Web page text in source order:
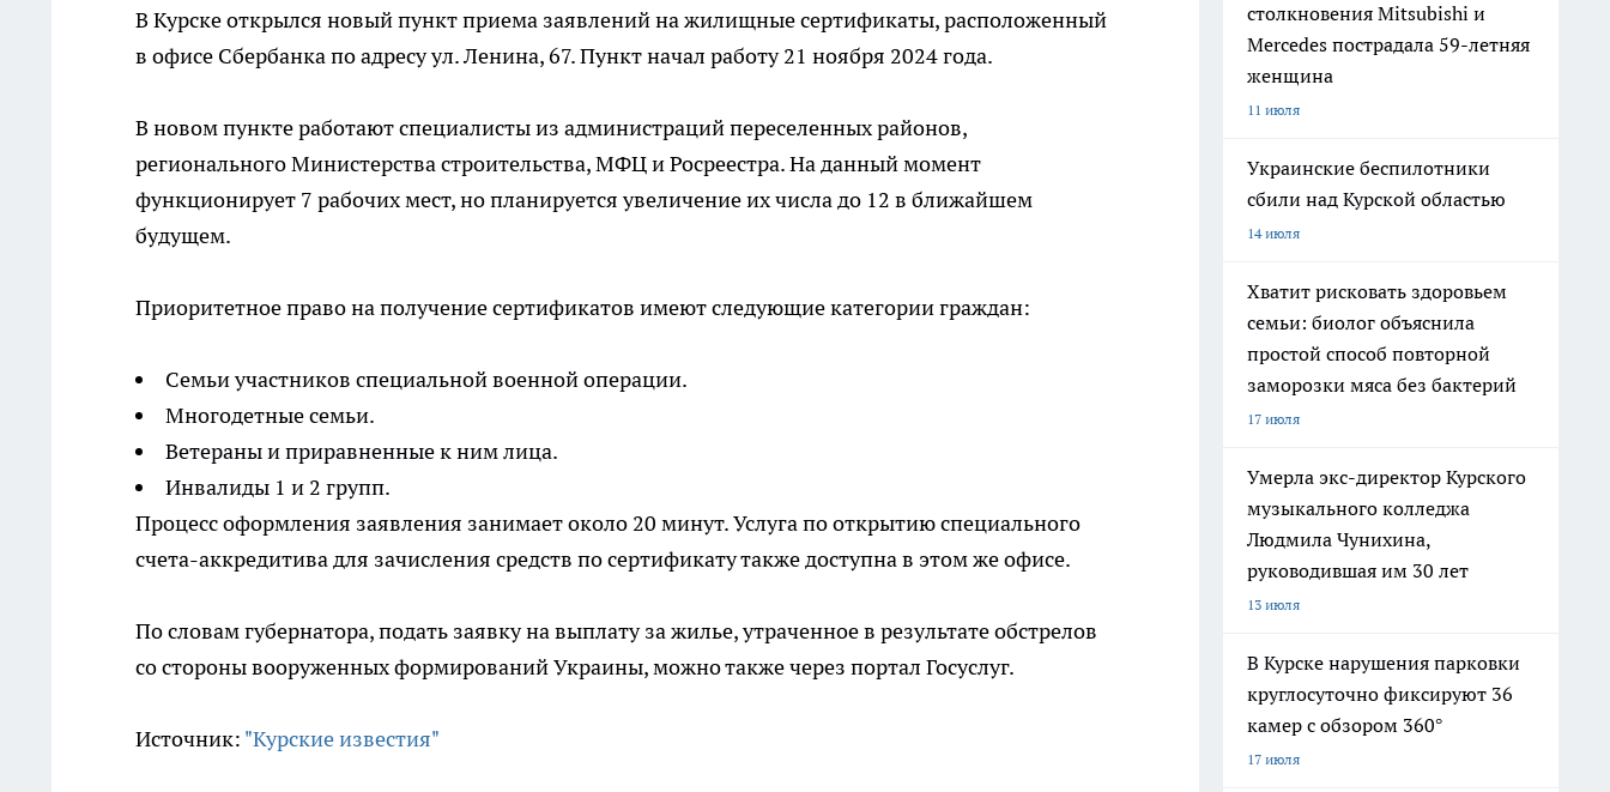
В Курске открылся новый пункт приема заявлений на жилищные сертификаты, расположенный
в офисе Сбербанка по адресу ул. Ленина, 67. Пункт начал работу 21 ноября 2024 года.
В новом пункте работают специалисты из администраций переселенных районов,
регионального Министерства строительства, МФЦ и Росреестра. На данный момент
функционирует 7 рабочих мест, но планируется увеличение их числа до 12 в ближайшем
будущем.
Приоритетное право на получение сертификатов имеют следующие категории граждан:
Семьи участников специальной военной операции.
Многодетные семьи.
Ветераны и приравненные к ним лица.
Инвалиды 1 и 2 групп.
Процесс оформления заявления занимает около 20 минут. Услуга по открытию специального
счета-аккредитива для зачисления средств по сертификату также доступна в этом же офисе.
По словам губернатора, подать заявку на выплату за жилье, утраченное в результате обстрелов
со стороны вооруженных формирований Украины, можно также через портал Госуслуг.
Источник: "Курские известия"
столкновения Mitsubishi и
Mercedes пострадала 59-летняя
женщина
11 июля
Украинские беспилотники
сбили над Курской областью
14 июля
Хватит рисковать здоровьем
семьи: биолог объяснила
простой способ повторной
заморозки мяса без бактерий
17 июля
Умерла экс-директор Курского
музыкального колледжа
Людмила Чунихина,
руководившая им 30 лет
13 июля
В Курске нарушения парковки
круглосуточно фиксируют 36
камер с обзором 360°
17 июля